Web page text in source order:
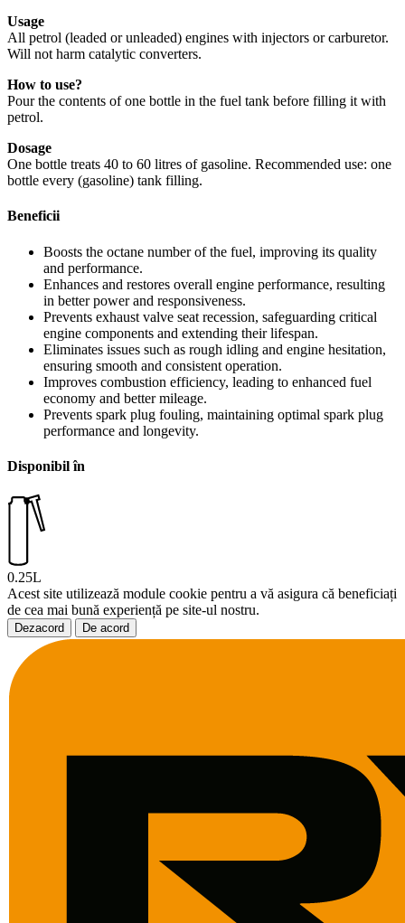
Usage
All petrol (leaded or unleaded) engines with injectors or carburetor.
Will not harm catalytic converters.
How to use?
Pour the contents of one bottle in the fuel tank before filling it with
petrol.
Dosage
One bottle treats 40 to 60 litres of gasoline. Recommended use: one
bottle every (gasoline) tank filling.
Beneficii
Boosts the octane number of the fuel, improving its quality
and performance.
Enhances and restores overall engine performance, resulting
in better power and responsiveness.
Prevents exhaust valve seat recession, safeguarding critical
engine components and extending their lifespan.
Eliminates issues such as rough idling and engine hesitation,
ensuring smooth and consistent operation.
Improves combustion efficiency, leading to enhanced fuel
economy and better mileage.
Prevents spark plug fouling, maintaining optimal spark plug
performance and longevity.
Disponibil în
0.25L
Acest site utilizează module cookie pentru a vă asigura că beneficiați
de cea mai bună experiență pe site-ul nostru.
Dezacord De acord